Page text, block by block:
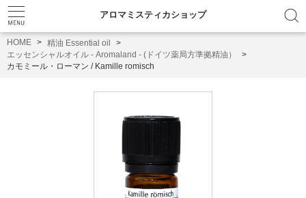
アロマミスティカショップ
HOME
精油 Essential oil
エッセンシャルオイル - Aromaland - (ドイツ薬局方準拠精油）
カモミール・ローマン / Kamille romisch